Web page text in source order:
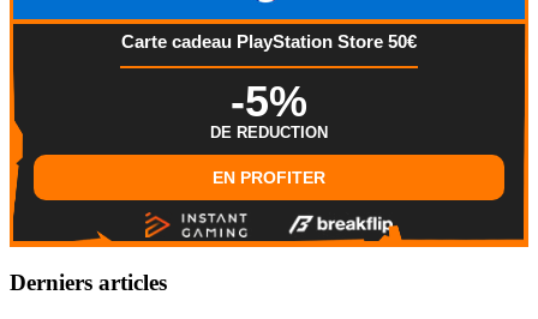
Carte cadeau PlayStation Store 50€
-5%
DE REDUCTION
EN PROFITER
Derniers articles